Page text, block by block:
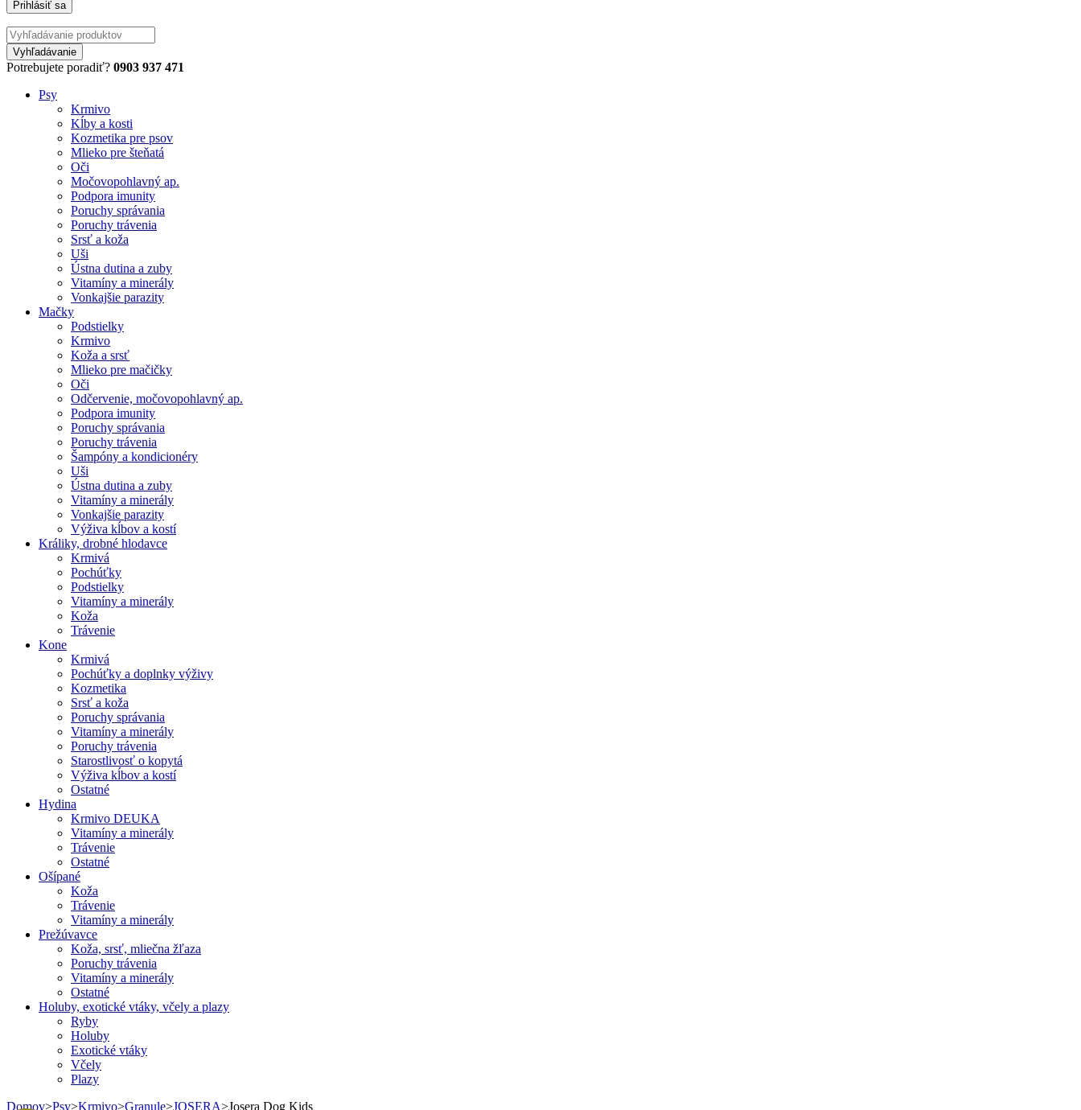
Potrebujete poradiť? 0903 937 471
Psy
Krmivo
Kĺby a kosti
Kozmetika pre psov
Mlieko pre šteňatá
Oči
Močovopohlavný ap.
Podpora imunity
Poruchy správania
Poruchy trávenia
Srsť a koža
Uši
Ústna dutina a zuby
Vitamíny a minerály
Vonkajšie parazity
Mačky
Podstielky
Krmivo
Koža a srsť
Mlieko pre mačičky
Oči
Odčervenie, močovopohlavný ap.
Podpora imunity
Poruchy správania
Poruchy trávenia
Šampóny a kondicionéry
Uši
Ústna dutina a zuby
Vitamíny a minerály
Vonkajšie parazity
Výživa kĺbov a kostí
Králiky, drobné hlodavce
Krmivá
Pochúťky
Podstielky
Vitamíny a minerály
Koža
Trávenie
Kone
Krmivá
Pochúťky a doplnky výživy
Kozmetika
Srsť a koža
Poruchy správania
Vitamíny a minerály
Poruchy trávenia
Starostlivosť o kopytá
Výživa kĺbov a kostí
Ostatné
Hydina
Krmivo DEUKA
Vitamíny a minerály
Trávenie
Ostatné
Ošípané
Koža
Trávenie
Vitamíny a minerály
Prežúvavce
Koža, srsť, mliečna žľaza
Poruchy trávenia
Vitamíny a minerály
Ostatné
Holuby, exotické vtáky, včely a plazy
Ryby
Holuby
Exotické vtáky
Včely
Plazy
Domov>Psy>Krmivo>Granule>JOSERA>Josera Dog Kids